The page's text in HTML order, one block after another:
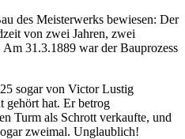
des Meisterwerks bewiesen: Der
von zwei Jahren, zwei
31.3.1889 war der Bauprozess
sogar von Victor Lustig
gehört hat. Er betrog
Turm als Schrott verkaufte, und
zweimal. Unglaublich!